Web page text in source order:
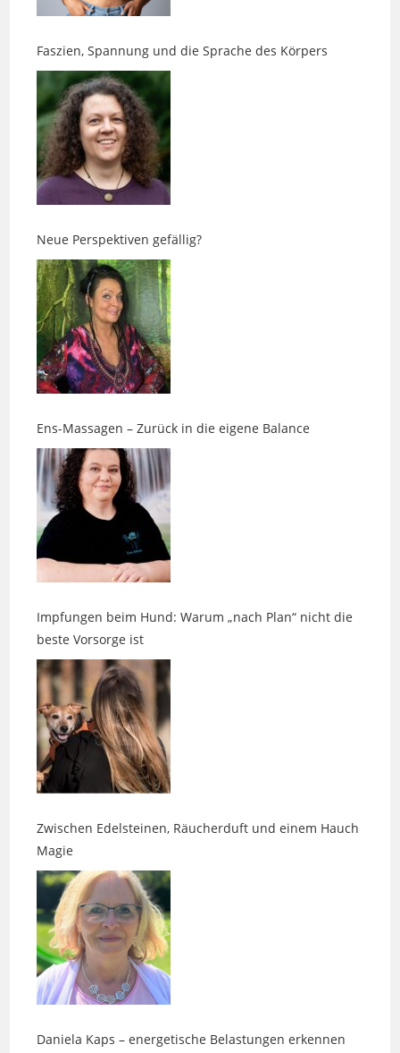
Faszien, Spannung und die Sprache des Körpers
Neue Perspektiven gefällig?
Ens-Massagen – Zurück in die eigene Balance
Impfungen beim Hund: Warum „nach Plan“ nicht die
Zwischen Edelsteinen, Räucherduft und einem Hauch
Daniela Kaps – energetische Belastungen erkennen